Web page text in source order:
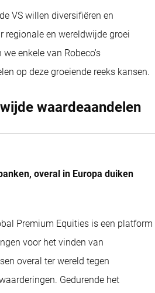
VS willen diversifiëren en
regionale en wereldwijde groei
enkele van Robeco's
op deze groeiende reeks kansen.
waardeaandelen
overal in Europa duiken
Premium Equities is een platform
voor het vinden van
overal ter wereld tegen
Gedurende het